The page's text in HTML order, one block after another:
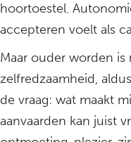
hoortoestel.
accepteren voelt als
Maar ouder worden
zelfredzaamheid,
de vraag: wat maakt
aanvaarden kan juist